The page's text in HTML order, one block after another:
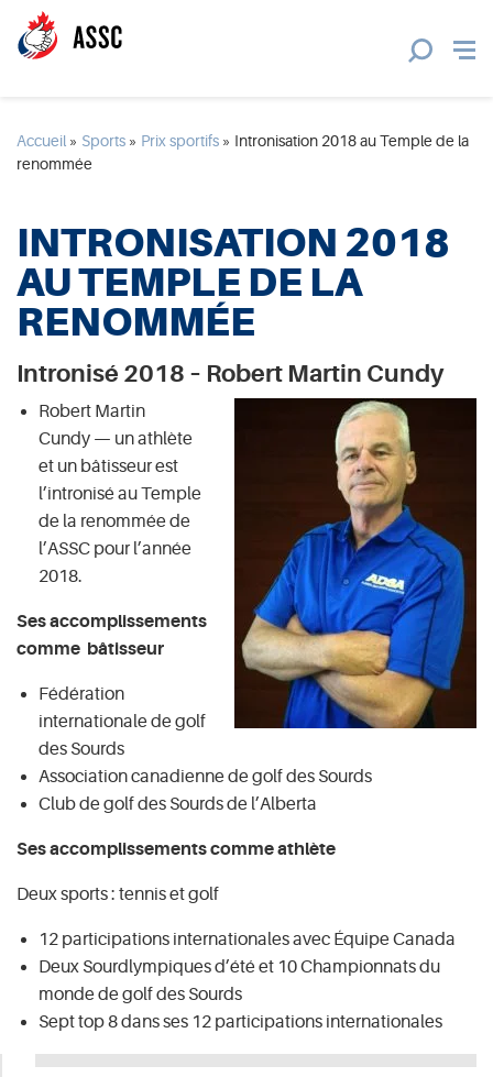
Accueil » Sports » Prix sportifs » Intronisation 2018 au Temple de la
renommée
INTRONISATION 2018
AU TEMPLE DE LA
RENOMMÉE
Intronisé 2018 – Robert Martin Cundy
Robert Martin
Cundy — un athlète
et un bâtisseur est
l’intronisé au Temple
de la renommée de
l’ASSC pour l’année
2018.
Ses accomplissements
comme bâtisseur
Fédération
internationale de golf
des Sourds
Association canadienne de golf des Sourds
Club de golf des Sourds de l’Alberta
Ses accomplissements comme athlète
Deux sports : tennis et golf
12 participations internationales avec Équipe Canada
Deux Sourdlympiques d’été et 10 Championnats du
monde de golf des Sourds
Sept top 8 dans ses 12 participations internationales